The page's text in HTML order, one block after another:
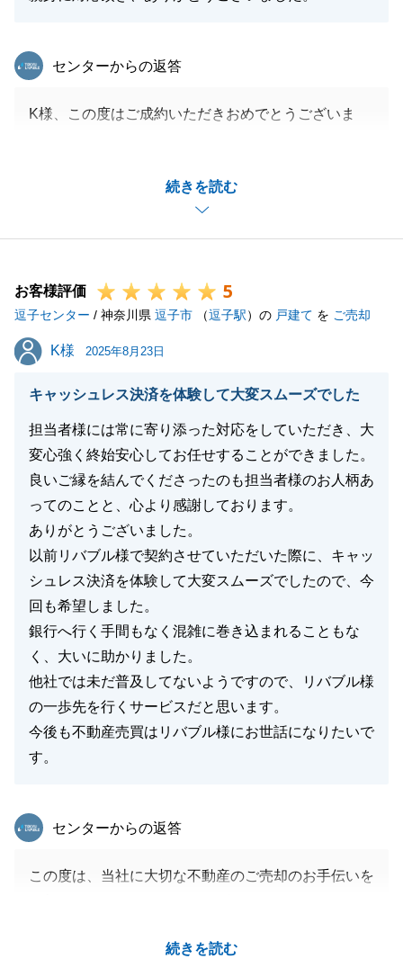
続きを読む
東急リバブル
センターからの返答
K様、この度はご成約いただきおめでとうございま
やご協力いただきありがとうございます。
K様のお陰で無事に良い方にご購入を決めていただき
ました。
さいませ。
この度は当社をご利用いただきありがとうございまし
た。
閉じる
お客様評価 5
逗子センター / 神奈川県 逗子市 （逗子駅）の 戸建て を ご売却
K様
K様 2025年8月23日
キャッシュレス決済を体験して大変スムーズでした
担当者様には常に寄り添った対応をしていただき、大
変心強く終始安心してお任せすることができました。
良いご縁を結んでくださったのも担当者様のお人柄あ
ってのことと、心より感謝しております。
ありがとうございました。
以前リバブル様で契約させていただいた際に、キャッ
シュレス決済を体験して大変スムーズでしたので、今
回も希望しました。
銀行へ行く手間もなく混雑に巻き込まれることもな
く、大いに助かりました。
他社では未だ普及してないようですので、リバブル様
の一歩先を行くサービスだと思います。
今後も不動産売買はリバブル様にお世話になりたいで
す。
続きを読む
東急リバブル
センターからの返答
この度は、当社に大切な不動産のご売却のお手伝いを